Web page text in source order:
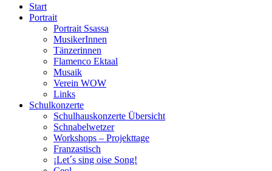
Start
Portrait
Portrait Ssassa
MusikerInnen
Tänzerinnen
Flamenco Ektaal
Musaik
Verein WOW
Links
Schulkonzerte
Schulhauskonzerte Übersicht
Schnabelwetzer
Workshops – Projekttage
Franzastisch
¡Let´s sing oise Song!